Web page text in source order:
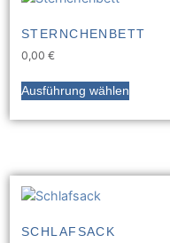
STERNCHENBETT
0,00 €
Ausführung wählen
SCHLAFSACK